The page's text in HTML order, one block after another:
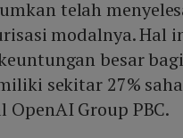
telah
modalnya. Hal
besar
sekitar 27%
OpenAI Group PBC.